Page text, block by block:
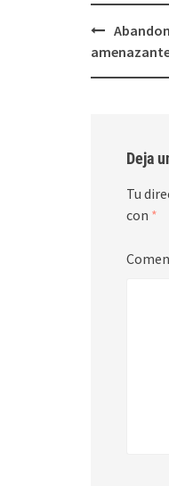
Post
navigation
Deja
Tu
con *